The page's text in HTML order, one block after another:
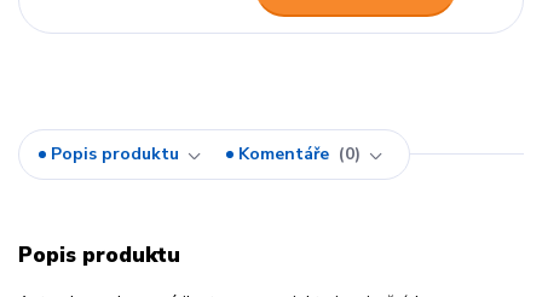
Popis produktu Komentáře 0
Popis produktu